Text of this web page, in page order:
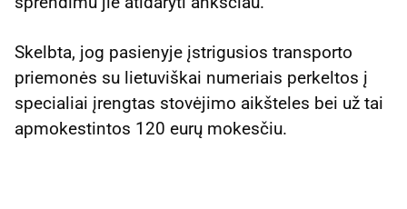
Skelbta, jog pasienyje įstrigusios transporto
priemonės su lietuviškai numeriais perkeltos į
specialiai įrengtas stovėjimo aikšteles bei už tai
apmokestintos 120 eurų mokesčiu.